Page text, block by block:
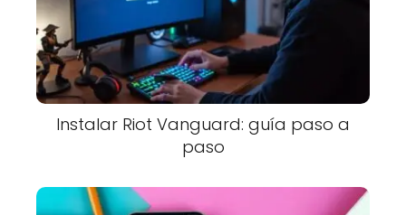
Instalar Riot Vanguard: guía paso a
paso